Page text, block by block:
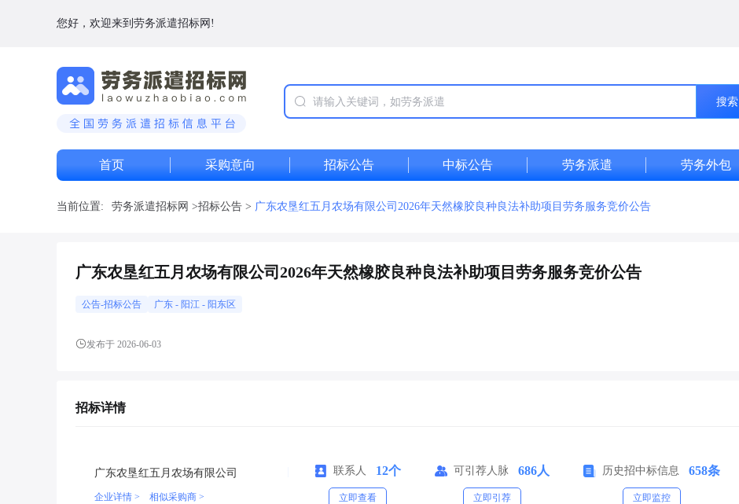
您好，欢迎来到劳务派遣招标网!
搜索
首页 采购意向 招标公告 中标公告 劳务派遣 劳务外包
当前位置: 劳务派遣招标网 >招标公告 > 广东农垦红五月农场有限公司2026年天然橡胶良种良法补助项目劳务服务竞价公告
广东农垦红五月农场有限公司2026年天然橡胶良种良法补助项目劳务服务竞价公告
公告-招标公告 广东 - 阳江 - 阳东区
发布于 2026-06-03
招标详情
广东农垦红五月农场有限公司
企业详情 > 相似采购商 >
联系人 12个
立即查看
可引荐人脉 686人
立即引荐
历史招中标信息 658条
立即监控